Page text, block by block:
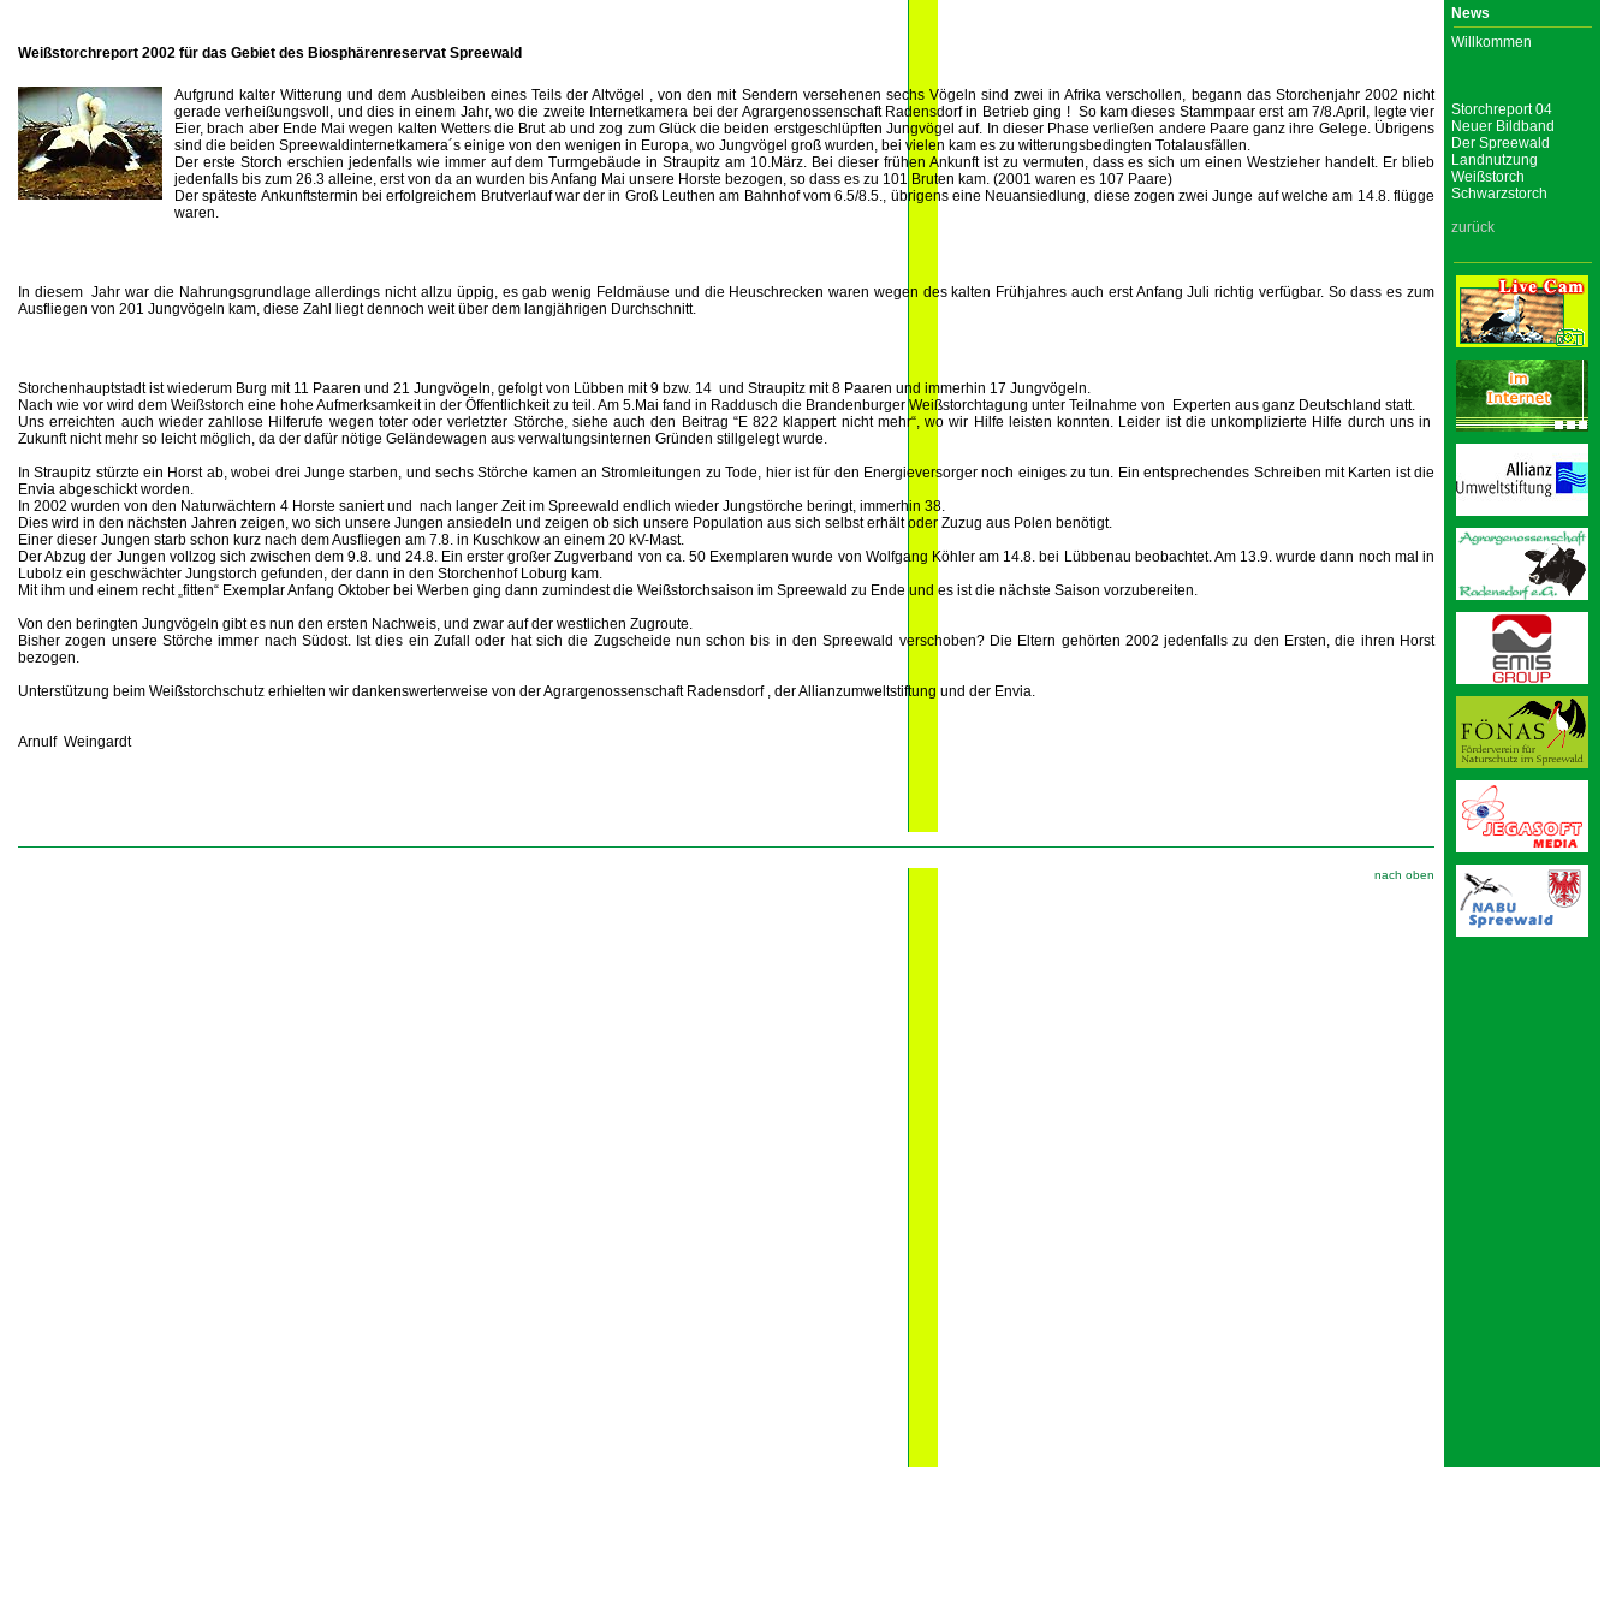
Weißstorchreport 2002 für das Gebiet des Biosphärenreservat Spreewald
Aufgrund kalter Witterung und dem Ausbleiben eines Teils der Altvögel , von den mit Sendern versehenen sechs Vögeln sind zwei in Afrika verschollen, begann das Storchenjahr 2002 nicht
gerade verheißungsvoll, und dies in einem Jahr, wo die zweite Internetkamera bei der Agrargenossenschaft Radensdorf in Betrieb ging ! So kam dieses Stammpaar erst am 7/8.April, legte vier
Eier, brach aber Ende Mai wegen kalten Wetters die Brut ab und zog zum Glück die beiden erstgeschlüpften Jungvögel auf. In dieser Phase verließen andere Paare ganz ihre Gelege. Übrigens
sind die beiden Spreewaldinternetkamera´s einige von den wenigen in Europa, wo Jungvögel groß wurden, bei vielen kam es zu witterungsbedingten Totalausfällen.
Der erste Storch erschien jedenfalls wie immer auf dem Turmgebäude in Straupitz am 10.März. Bei dieser frühen Ankunft ist zu vermuten, dass es sich um einen Westzieher handelt. Er blieb
jedenfalls bis zum 26.3 alleine, erst von da an wurden bis Anfang Mai unsere Horste bezogen, so dass es zu 101 Bruten kam. (2001 waren es 107 Paare)
Der späteste Ankunftstermin bei erfolgreichem Brutverlauf war der in Groß Leuthen am Bahnhof vom 6.5/8.5., übrigens eine Neuansiedlung, diese zogen zwei Junge auf welche am 14.8. flügge
waren.
In diesem Jahr war die Nahrungsgrundlage allerdings nicht allzu üppig, es gab wenig Feldmäuse und die Heuschrecken waren wegen des kalten Frühjahres auch erst Anfang Juli richtig verfügbar. So dass es zum
Ausfliegen von 201 Jungvögeln kam, diese Zahl liegt dennoch weit über dem langjährigen Durchschnitt.
Storchenhauptstadt ist wiederum Burg mit 11 Paaren und 21 Jungvögeln, gefolgt von Lübben mit 9 bzw. 14 und Straupitz mit 8 Paaren und immerhin 17 Jungvögeln.
Nach wie vor wird dem Weißstorch eine hohe Aufmerksamkeit in der Öffentlichkeit zu teil. Am 5.Mai fand in Raddusch die Brandenburger Weißstorchtagung unter Teilnahme von Experten aus ganz Deutschland statt.
Uns erreichten auch wieder zahllose Hilferufe wegen toter oder verletzter Störche, siehe auch den Beitrag “E 822 klappert nicht mehr“, wo wir Hilfe leisten konnten. Leider ist die unkomplizierte Hilfe durch uns in
Zukunft nicht mehr so leicht möglich, da der dafür nötige Geländewagen aus verwaltungsinternen Gründen stillgelegt wurde.
In Straupitz stürzte ein Horst ab, wobei drei Junge starben, und sechs Störche kamen an Stromleitungen zu Tode, hier ist für den Energieversorger noch einiges zu tun. Ein entsprechendes Schreiben mit Karten ist die
Envia abgeschickt worden.
In 2002 wurden von den Naturwächtern 4 Horste saniert und nach langer Zeit im Spreewald endlich wieder Jungstörche beringt, immerhin 38.
Dies wird in den nächsten Jahren zeigen, wo sich unsere Jungen ansiedeln und zeigen ob sich unsere Population aus sich selbst erhält oder Zuzug aus Polen benötigt.
Einer dieser Jungen starb schon kurz nach dem Ausfliegen am 7.8. in Kuschkow an einem 20 kV-Mast.
Der Abzug der Jungen vollzog sich zwischen dem 9.8. und 24.8. Ein erster großer Zugverband von ca. 50 Exemplaren wurde von Wolfgang Köhler am 14.8. bei Lübbenau beobachtet. Am 13.9. wurde dann noch mal in
Lubolz ein geschwächter Jungstorch gefunden, der dann in den Storchenhof Loburg kam.
Mit ihm und einem recht „fitten“ Exemplar Anfang Oktober bei Werben ging dann zumindest die Weißstorchsaison im Spreewald zu Ende und es ist die nächste Saison vorzubereiten.
Von den beringten Jungvögeln gibt es nun den ersten Nachweis, und zwar auf der westlichen Zugroute.
Bisher zogen unsere Störche immer nach Südost. Ist dies ein Zufall oder hat sich die Zugscheide nun schon bis in den Spreewald verschoben? Die Eltern gehörten 2002 jedenfalls zu den Ersten, die ihren Horst
bezogen.
Unterstützung beim Weißstorchschutz erhielten wir dankenswerterweise von der Agrargenossenschaft Radensdorf , der Allianzumweltstiftung und der Envia.
Arnulf Weingardt
nach oben
News
Willkommen
Storchreport 04
Neuer Bildband
Der Spreewald
Landnutzung
Weißstorch
Schwarzstorch
zurück